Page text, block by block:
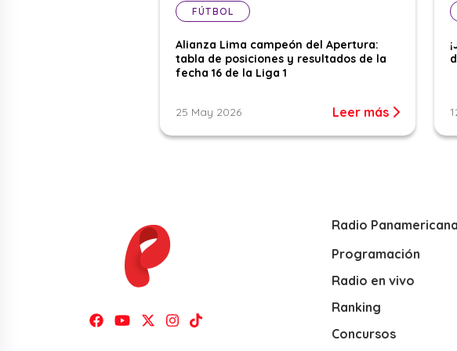
FÚTBOL
Alianza Lima campeón del Apertura:
tabla de posiciones y resultados de la
fecha 16 de la Liga 1
25 May 2026 Leer más
Radio Panamericana
Programación
Radio en vivo
Ranking
Concursos